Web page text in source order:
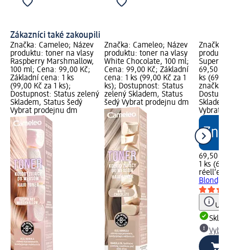
Zákazníci také zakoupili
Značka: Cameleo; Název
produktu: toner na vlasy
Raspberry Marshmallow,
100 ml; Cena: 99,00 Kč;
Základní cena: 1 ks
(99,00 Kč za 1 ks);
Dostupnost: Status zelený
Skladem, Status šedý
Vybrat prodejnu dm
Značka: Cameleo; Název
produktu: toner na vlasy
White Chocolate, 100 ml;
Cena: 99,00 Kč; Základní
cena: 1 ks (99,00 Kč za 1
ks); Dostupnost: Status
zelený Skladem, Status
šedý Vybrat prodejnu dm
Značka:
Super
69,50
ks
značka
Vybrat
69,50 Kč
1 ks
réell‘e
Blond, 1